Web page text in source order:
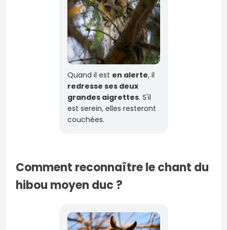
Quand il est en alerte, il
redresse ses deux
grandes aigrettes. S'il
est serein, elles resteront
couchées.
Comment reconnaître le chant du
hibou moyen duc ?